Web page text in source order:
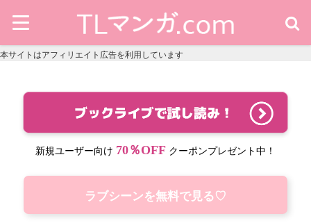
本サイトはアフィリエイト広告を利用しています
新規ユーザー向け 70％OFF クーポンプレゼント中！
ラブシーンを無料で見る♡